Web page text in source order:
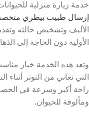
خدمة زيارة منزلية
إرسال طبيب بيطري
الأليف وتشخيص حالته
الأولية دون الحاجة إلى
وتعد هذه الخدمة خيار
التي تعاني من التوتر
راحة أكبر وسرعة في
ومألوفة للحيوان.